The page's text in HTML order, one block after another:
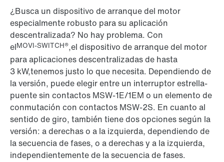
¿Busca un dispositivo de arranque del motor
especialmente robusto para su aplicación
descentralizada? No hay problema. Con
elMOVI-SWITCH®,el dispositivo de arranque del motor
para aplicaciones descentralizadas de hasta
3 kW,tenemos justo lo que necesita. Dependiendo de
la versión, puede elegir entre un interruptor estrella-
puente sin contactos MSW-1E/1EM o un elemento de
conmutación con contactos MSW-2S. En cuanto al
sentido de giro, también tiene dos opciones según la
versión: a derechas o a la izquierda, dependiendo de
la secuencia de fases, o a derechas y a la izquierda,
independientemente de la secuencia de fases.